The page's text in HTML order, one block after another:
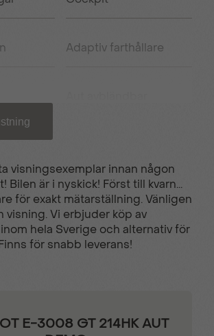
Adaptiv farthållare
180-
Elektronisk
parkeringsbroms
visningsexemplar innan någon
Bilen är i nyskick! Först till kvarn...
för exakt mätarställning. Vänligen
visning. Vi erbjuder köp av
hela Sverige och alternativ för
för snabb leverans!
E-3008 GT 214HK AUT